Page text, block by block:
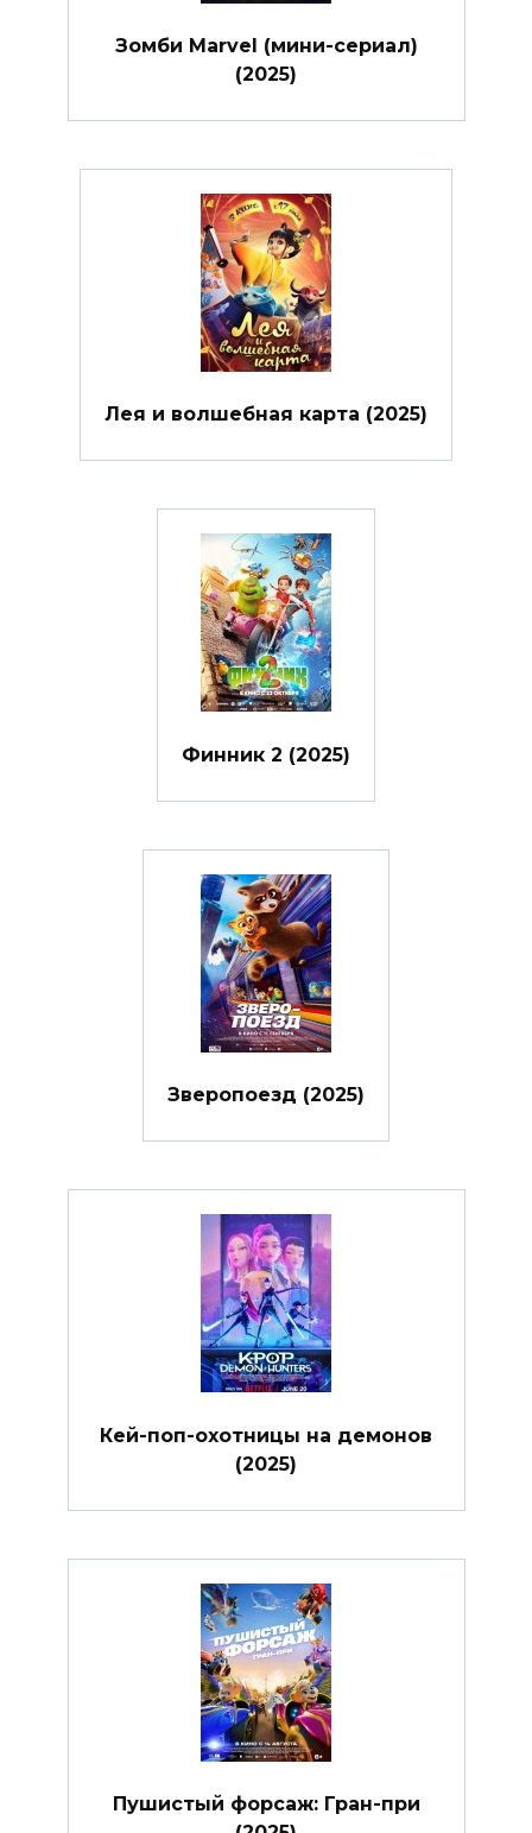
Зомби Marvel (мини-сериал)
(2025)
Лея и волшебная карта (2025)
Финник 2 (2025)
Зверопоезд (2025)
Кей-поп-охотницы на демонов
(2025)
Пушистый форсаж: Гран-при